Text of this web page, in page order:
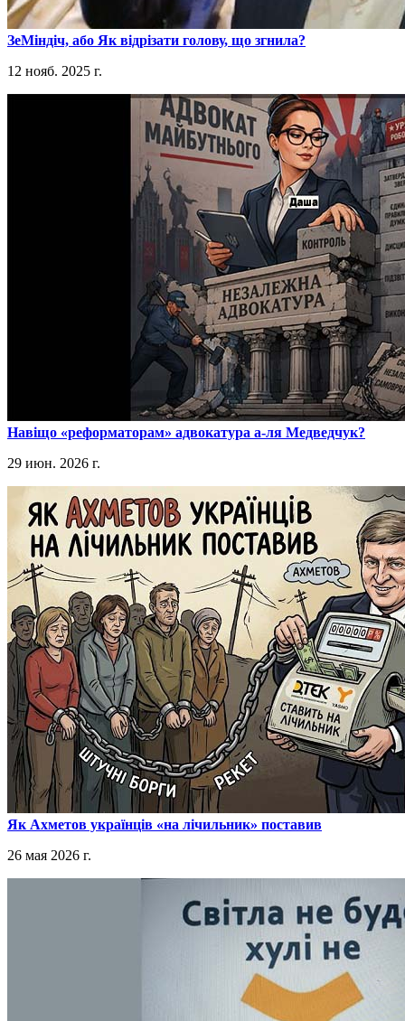
​ЗеМіндіч, або Як відрізати голову, що згнила?
12 нояб. 2025 г.
​Навіщо «реформаторам» адвокатура а-ля Медведчук?
29 июн. 2026 г.
​Як Ахметов українців «на лічильник» поставив
26 мая 2026 г.